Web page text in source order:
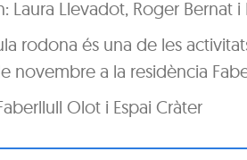
Laura Llevadot, Roger Bernat i
rodona és una de les
novembre a la residència
Olot i Espai Cràter